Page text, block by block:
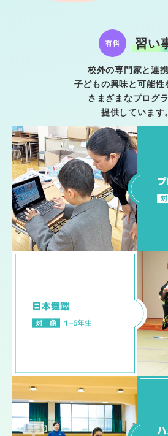
習い
校外の専門家と連携
子どもの興味と可能性
さまざまなプログ
提供しています